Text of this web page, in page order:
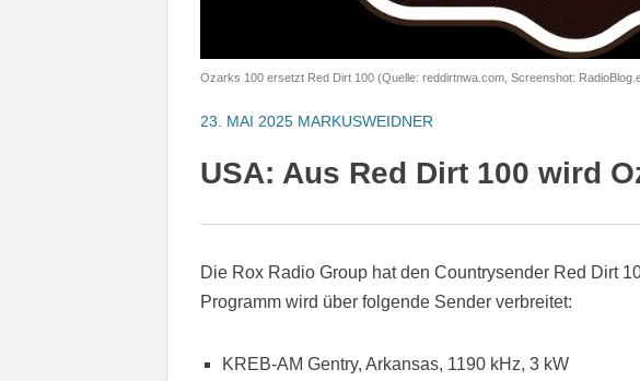
Ozarks 100 ersetzt Red Dirt 100 (Quelle: reddirtnwa.com, Screenshot:
23. MAI 2025 MARKUSWEIDNER
USA: Aus Red Dirt 100 wird
Die Rox Radio Group hat den Countrysender Red Dirt
Programm wird über folgende Sender verbreitet:
KREB-AM Gentry, Arkansas, 1190 kHz, 3 kW